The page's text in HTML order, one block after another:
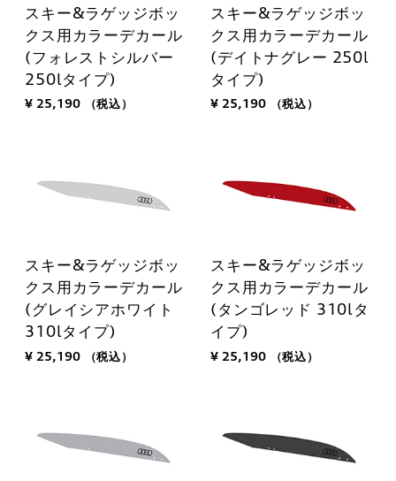
スキー&ラゲッジボッ
クス用カラーデカール
(フォレストシルバー
250lタイプ)
¥ 25,190 （税込）
スキー&ラゲッジボッ
クス用カラーデカール
(デイトナグレー 250l
タイプ)
¥ 25,190 （税込）
スキー&ラゲッジボッ
クス用カラーデカール
(グレイシアホワイト
310lタイプ)
¥ 25,190 （税込）
スキー&ラゲッジボッ
クス用カラーデカール
(タンゴレッド 310lタ
イプ)
¥ 25,190 （税込）